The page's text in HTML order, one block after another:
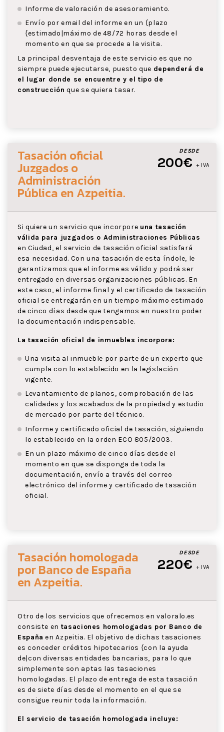
Informe de valoración de asesoramiento.
Envío por email del informe en un {plazo
{estimado|máximo de 48/72 horas desde el
momento en que se procede a la visita.
La principal desventaja de este servicio es que no
siempre puede ejecutarse, puesto que dependerá de
el lugar donde se encuentre y el tipo de
construcción que se quiera tasar.
DESDE
200€ + IVA
Tasación oficial
Juzgados o
Administración
Pública en Azpeitia.
Si quiere un servicio que incorpore una tasación
válida para juzgados o Administraciones Públicas
en Ciudad, el servicio de tasación oficial satisfará
esa necesidad. Con una tasación de esta índole, le
garantizamos que el informe es válido y podrá ser
entregado en diversas organizaciones públicas. En
este caso, el informe final y el certificado de tasación
oficial se entregarán en un tiempo máximo estimado
de cinco días desde que tengamos en nuestro poder
la documentación indispensable.
La tasación oficial de inmuebles incorpora:
Una visita al inmueble por parte de un experto que
cumpla con lo establecido en la legislación
vigente.
Levantamiento de planos, comprobación de las
calidades y los acabados de la propiedad y estudio
de mercado por parte del técnico.
Informe y certificado oficial de tasación, siguiendo
lo establecido en la orden ECO 805/2003.
En un plazo máximo de cinco días desde el
momento en que se disponga de toda la
documentación, envío a través del correo
electrónico del informe y certificado de tasación
oficial.
DESDE
220€ + IVA
Tasación homologada
por Banco de España
en Azpeitia.
Otro de los servicios que ofrecemos en valoralo.es
consiste en tasaciones homologadas por Banco de
España en Azpeitia. El objetivo de dichas tasaciones
es conceder créditos hipotecarios {con la ayuda
de|con diversas entidades bancarias, para lo que
simplemente son aptas las tasaciones
homologadas. El plazo de entrega de esta tasación
es de siete días desde el momento en el que se
consigue reunir toda la información.
El servicio de tasación homologada incluye: